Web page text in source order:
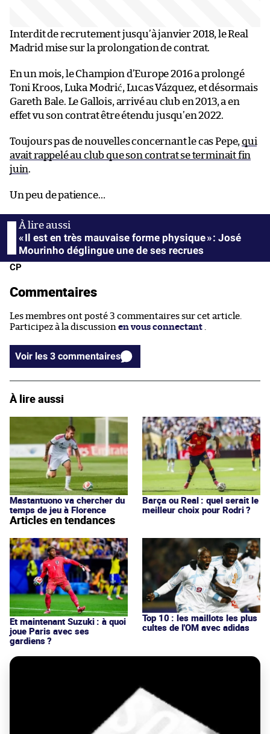
Interdit de recrutement jusqu’à janvier 2018, le Real
Madrid mise sur la prolongation de contrat.
En un mois, le Champion d’Europe 2016 a prolongé
Toni Kroos, Luka Modrić, Lucas Vázquez, et désormais
Gareth Bale. Le Gallois, arrivé au club en 2013, a en
effet vu son contrat être étendu jusqu’en 2022.
Toujours pas de nouvelles concernant le cas Pepe,qui
avait rappelé au club que son contrat se terminait fin
juin.
Un peu de patience…
« Il est en très mauvaise forme physique » : José
Mourinho déglingue une de ses recrues
CP
Commentaires
Les membres ont posté 3 commentaires sur cet article.
Participez à la discussion en vous connectant
Voir les 3 commentaires
À lire aussi
Mastantuono va chercher du
temps de jeu à Florence
Barça ou Real : quel serait le
meilleur choix pour Rodri ?
Articles en tendances
Et maintenant Suzuki : à quoi
joue Paris avec ses
gardiens ?
Top 10 : les maillots les plus
cultes de l'OM avec adidas